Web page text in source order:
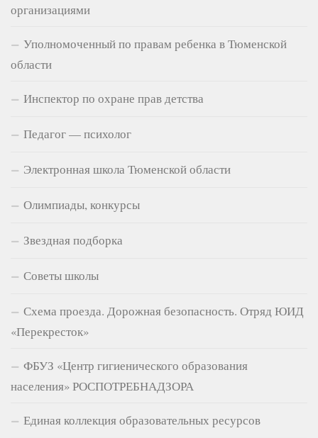
организациями
Уполномоченный по правам ребенка в Тюменской
области
Инспектор по охране прав детства
Педагог — психолог
Электронная школа Тюменской области
Олимпиады, конкурсы
Звездная подборка
Советы школы
Схема проезда. Дорожная безопасность. Отряд ЮИД
«Перекресток»
ФБУЗ «Центр гигиенического образования
населения» РОСПОТРЕБНАДЗОРА
Единая коллекция образовательных ресурсов